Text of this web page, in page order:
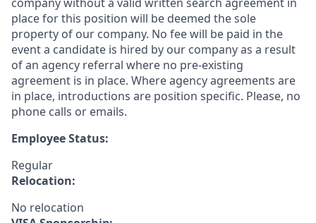
place for this position will be deemed the sole
property of our company. No fee will be paid in the
event a candidate is hired by our company as a result
of an agency referral where no pre-existing
agreement is in place. Where agency agreements are
in place, introductions are position specific. Please, no
phone calls or emails.
Employee Status:
Regular
Relocation:
No relocation